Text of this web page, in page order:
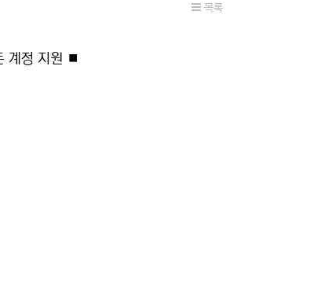
목록
계정 지원 ⏹